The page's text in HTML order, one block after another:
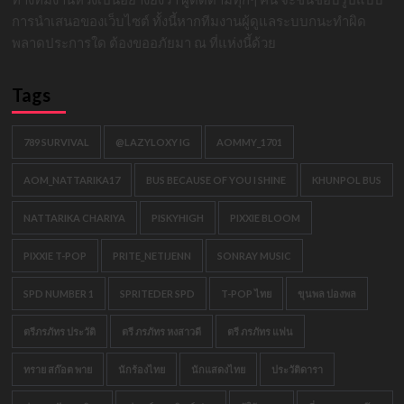
การนำเสนอของเว็บไซต์ ทั้งนี้หากทีมงานผู้ดูแลระบบกนะทำผิด
พลาดประการใด ต้องขออภัยมา ณ ที่แห่งนี้ด้วย
Tags
789 SURVIVAL @LAZYLOXY IG AOMMY_1701
AOM_NATTARIKA17 BUS BECAUSE OF YOU I SHINE KHUNPOL BUS
NATTARIKA CHARIYA PISKYHIGH PIXXIE BLOOM
PIXXIE T-POP PRITE_NETIJENN SONRAY MUSIC
SPD NUMBER 1 SPRITEDER SPD T-POP ไทย ขุนพล ปองพล
ตรีภรภัทร ประวัติ ตรี ภรภัทร หงสาวดี ตรี ภรภัทร แฟน
ทราย สก๊อต พาย นักร้องไทย นักแสดงไทย ประวัติดารา